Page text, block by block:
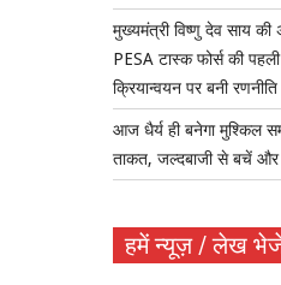
मुख्यमंत्री विष्णु देव साय
PESA टास्क फोर्स की
क्रियान्वयन पर बनी रणनीति
आज धैर्य ही बनेगा मुश्किल
ताकत, जल्दबाजी से बचें
हमें न्यूज़ / लेख